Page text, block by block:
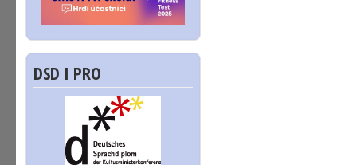
DSD I PRO